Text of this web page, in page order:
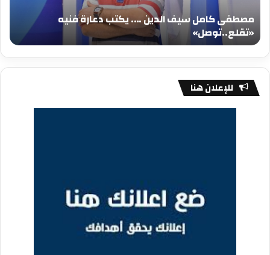
«تقلع..توصل»
مصطفى كامل سيف الدين …. يكتب دعارة فنيه
«تقلع..توصل»
للإعلان هنا